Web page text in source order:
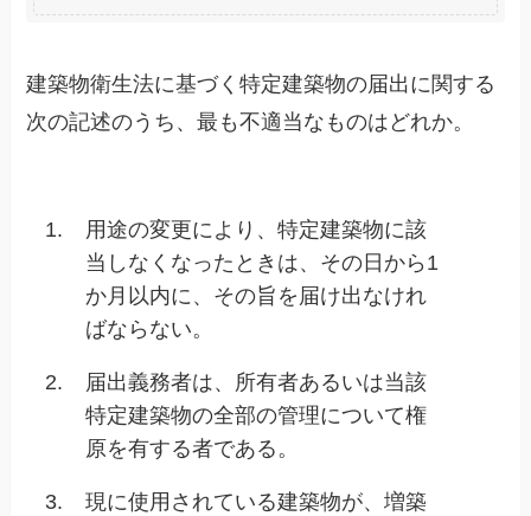
建築物衛生法に基づく特定建築物の届出に関する
次の記述のうち、最も不適当なものはどれか。
1.
用途の変更により、特定建築物に該
当しなくなったときは、その日から1
か月以内に、その旨を届け出なけれ
ばならない。
2.
届出義務者は、所有者あるいは当該
特定建築物の全部の管理について権
原を有する者である。
3.
現に使用されている建築物が、増築